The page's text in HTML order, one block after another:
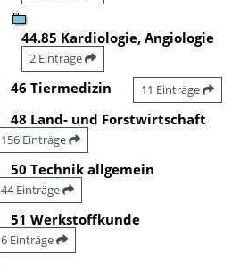
44.85 Kardiologie, Angiologie
2 Einträge
46 Tiermedizin 11 Einträge
48 Land- und Forstwirtschaft
156 Einträge
50 Technik allgemein
44 Einträge
51 Werkstoffkunde
6 Einträge